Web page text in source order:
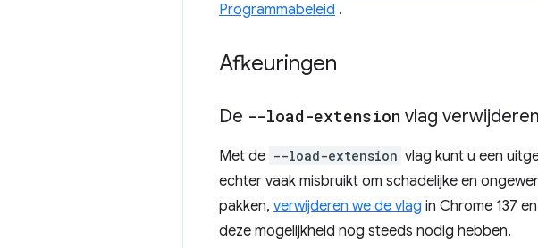
Programmabeleid .
Afkeuringen
De --load-extension vlag verwijderen
Met de --load-extension vlag kunt u een
echter vaak misbruikt om schadelijke en
pakken, verwijderen we de vlag in Chrome 137
deze mogelijkheid nog steeds nodig hebben.